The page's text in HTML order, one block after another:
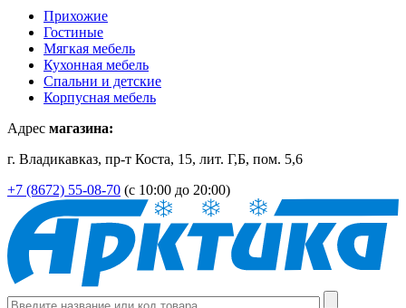
Прихожие
Гостиные
Мягкая мебель
Кухонная мебель
Спальни и детские
Корпусная мебель
Адрес магазина:
г. Владикавказ, пр-т Коста, 15, лит. Г,Б, пом. 5,6
+7 (8672) 55-08-70 (с 10:00 до 20:00)